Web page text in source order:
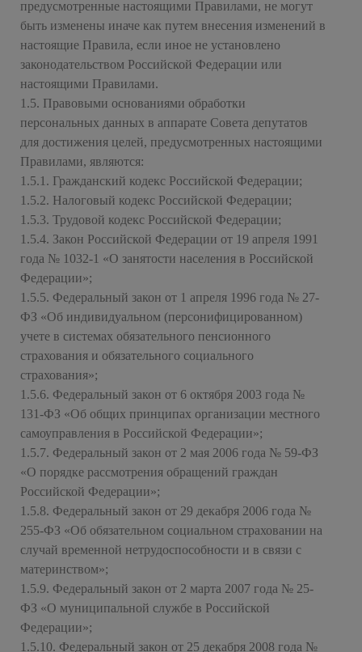
предусмотренные настоящими Правилами, не могут
быть изменены иначе как путем внесения изменений в
настоящие Правила, если иное не установлено
законодательством Российской Федерации или
настоящими Правилами.
1.5. Правовыми основаниями обработки
персональных данных в аппарате Совета депутатов
для достижения целей, предусмотренных настоящими
Правилами, являются:
1.5.1. Гражданский кодекс Российской Федерации;
1.5.2. Налоговый кодекс Российской Федерации;
1.5.3. Трудовой кодекс Российской Федерации;
1.5.4. Закон Российской Федерации от 19 апреля 1991
года № 1032-1 «О занятости населения в Российской
Федерации»;
1.5.5. Федеральный закон от 1 апреля 1996 года № 27-
ФЗ «Об индивидуальном (персонифицированном)
учете в системах обязательного пенсионного
страхования и обязательного социального
страхования»;
1.5.6. Федеральный закон от 6 октября 2003 года №
131-ФЗ «Об общих принципах организации местного
самоуправления в Российской Федерации»;
1.5.7. Федеральный закон от 2 мая 2006 года № 59-ФЗ
«О порядке рассмотрения обращений граждан
Российской Федерации»;
1.5.8. Федеральный закон от 29 декабря 2006 года №
255-ФЗ «Об обязательном социальном страховании на
случай временной нетрудоспособности и в связи с
материнством»;
1.5.9. Федеральный закон от 2 марта 2007 года № 25-
ФЗ «О муниципальной службе в Российской
Федерации»;
1.5.10. Федеральный закон от 25 декабря 2008 года №